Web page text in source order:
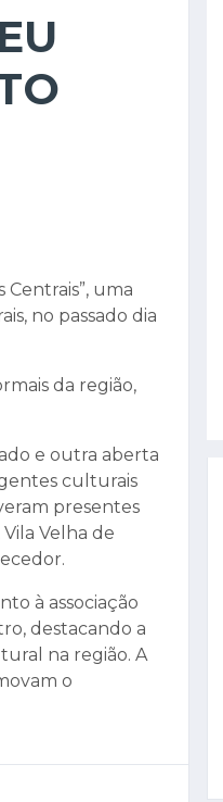
uma
no passado dia
da região,
e outra aberta
culturais
presentes
Velha de
à associação
destacando a
na região. A
o